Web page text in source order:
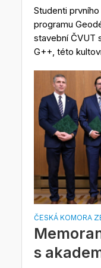
Studenti
programu
stavební ČVUT
G++, této
ČESKÁ KOMORA
s